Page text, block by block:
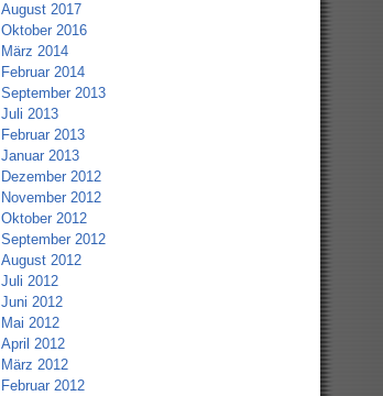
August 2017
Oktober 2016
März 2014
Februar 2014
September 2013
Juli 2013
Februar 2013
Januar 2013
Dezember 2012
November 2012
Oktober 2012
September 2012
August 2012
Juli 2012
Juni 2012
Mai 2012
April 2012
März 2012
Februar 2012